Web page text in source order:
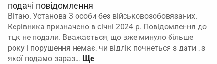
подачі повідомлення
Вітаю. Установа 3 особи без військовозобовязаних.
Керівника призначено в січні 2024 р. Повідомлення до
тцк не подали. Вважається, що вже минуло більше
року і порушення немає, чи відлік почнеться з дати , з
якої подамо зараз…